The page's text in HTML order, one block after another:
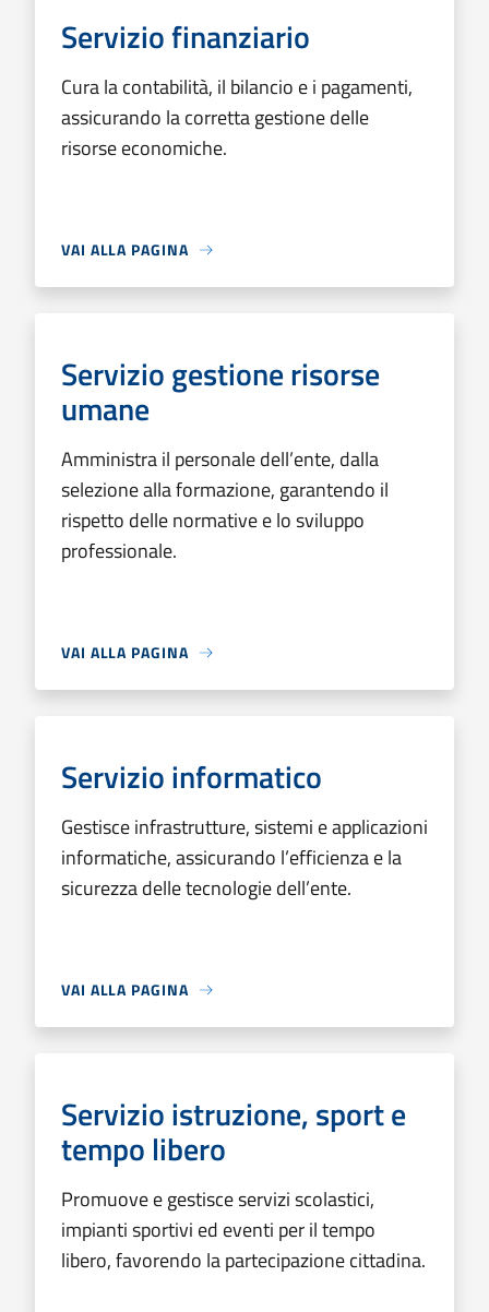
Servizio finanziario
Cura la contabilità, il bilancio e i pagamenti,
assicurando la corretta gestione delle
risorse economiche.
VAI ALLA PAGINA
Servizio gestione risorse
umane
Amministra il personale dell’ente, dalla
selezione alla formazione, garantendo il
rispetto delle normative e lo sviluppo
professionale.
VAI ALLA PAGINA
Servizio informatico
Gestisce infrastrutture, sistemi e applicazioni
informatiche, assicurando l’efficienza e la
sicurezza delle tecnologie dell’ente.
VAI ALLA PAGINA
Servizio istruzione, sport e
tempo libero
Promuove e gestisce servizi scolastici,
impianti sportivi ed eventi per il tempo
libero, favorendo la partecipazione cittadina.